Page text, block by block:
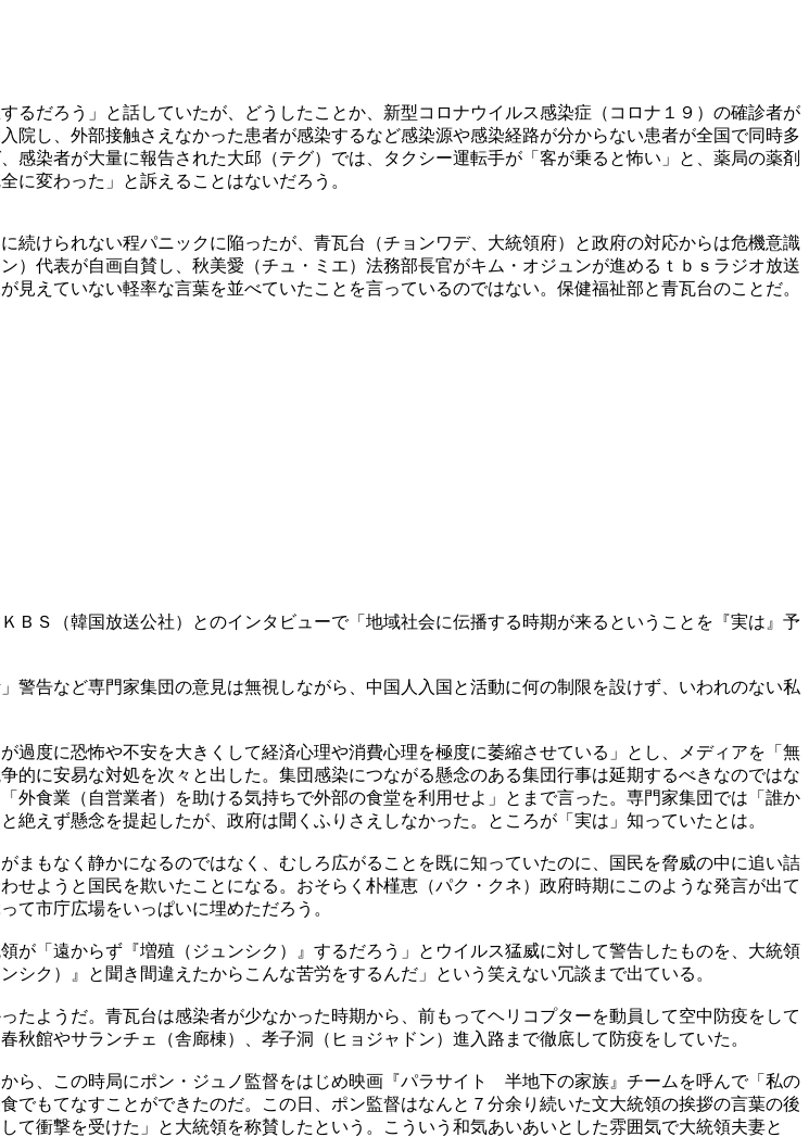
だろう」と話していたが、どうしたことか、新型コロナウイルス感染症（コロナ１９）の確診者が
院し、外部接触さえなかった患者が感染するなど感染源や感染経路が分からない患者が全国で同時多
染者が大量に報告された大邱（テグ）では、タクシー運転手が「客が乗ると怖い」と、薬局の薬剤
に変わった」と訴えることはないだろう。
けられない程パニックに陥ったが、青瓦台（チョンワデ、大統領府）と政府の対応からは危機意識
代表が自画自賛し、秋美愛（チュ・ミエ）法務部長官がキム・オジュンが進めるｔｂｓラジオ放送
えていない軽率な言葉を並べていたことを言っているのではない。保健福祉部と青瓦台のことだ。
Ｓ（韓国放送公社）とのインタビューで「地域社会に伝播する時期が来るということを『実は』予
告など専門家集団の意見は無視しながら、中国人入国と活動に何の制限を設けず、いわれのない私
度に恐怖や不安を大きくして経済心理や消費心理を極度に萎縮させている」とし、メディアを「無
に安易な対処を次々と出した。集団感染につながる懸念のある集団行事は延期するべきなのではな
食業（自営業者）を助ける気持ちで外部の食堂を利用せよ」とまで言った。専門家集団では「誰か
えず懸念を提起したが、政府は聞くふりさえしなかった。ところが「実は」知っていたとは。
もなく静かになるのではなく、むしろ広がることを既に知っていたのに、国民を脅威の中に追い詰
ようと国民を欺いたことになる。おそらく朴槿恵（パク・クネ）政府時期にこのような発言が出て
て市庁広場をいっぱいに埋めただろう。
が「遠からず『増殖（ジュンシク）』するだろう」とウイルス猛威に対して警告したものを、大統領
ク）』と聞き間違えたからこんな苦労をするんだ」という笑えない冗談まで出ている。
ようだ。青瓦台は感染者が少なかった時期から、前もってヘリコプターを動員して空中防疫をして
館やサランチェ（舎廊棟）、孝子洞（ヒョジャドン）進入路まで徹底して防疫をしていた。
ら、この時局にポン・ジュノ監督をはじめ映画『パラサイト 半地下の家族』チームを呼んで「私の
もてなすことができたのだ。この日、ポン監督はなんと７分余り続いた文大統領の挨拶の言葉の後
衝撃を受けた」と大統領を称賛したという。こういう和気あいあいとした雰囲気で大統領夫妻と